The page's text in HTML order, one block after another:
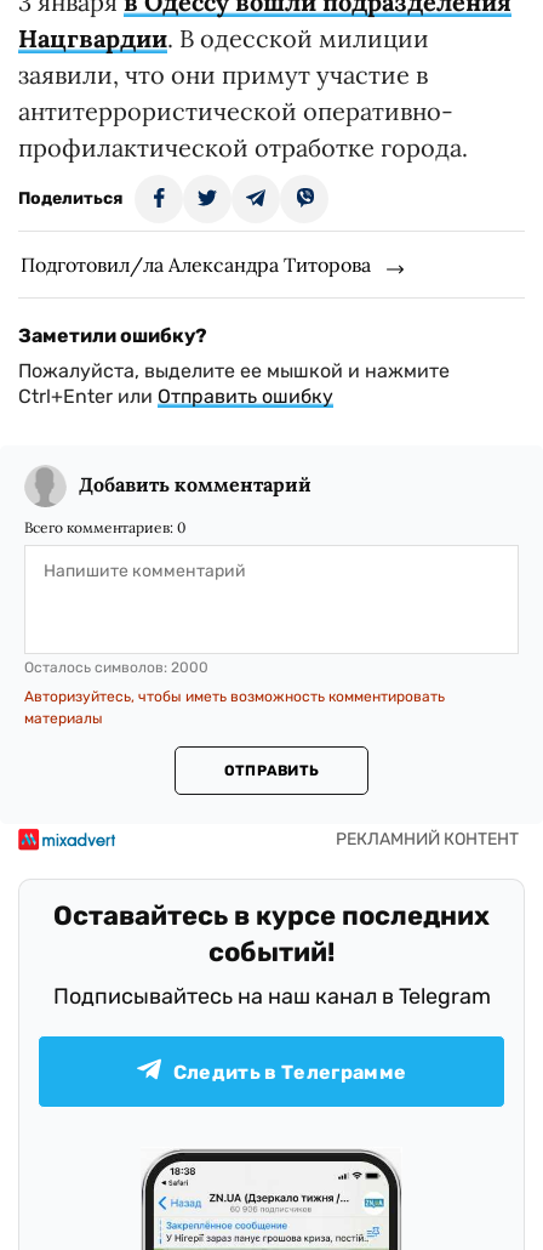
Нацгвардии. В одесской милиции
заявили, что они примут участие в
антитеррористической оперативно-
профилактической отработке города.
Поделиться
Подготовил/ла Александра Титорова
Заметили ошибку?
Пожалуйста, выделите ее мышкой и нажмите
Ctrl+Enter или Отправить ошибку
Добавить комментарий
Всего комментариев: 0
Осталось символов: 2000
Авторизуйтесь, чтобы иметь возможность комментировать
материалы
ОТПРАВИТЬ
Оставайтесь в курсе последних
событий!
Подписывайтесь на наш канал в Telegram
Следить в Телеграмме